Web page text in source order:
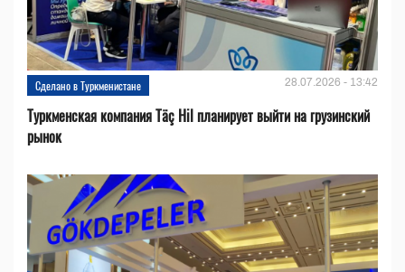
Сделано в Туркменистане 28.07.2026 - 13:42
Туркменская компания Täç Hil планирует выйти на грузинский
рынок